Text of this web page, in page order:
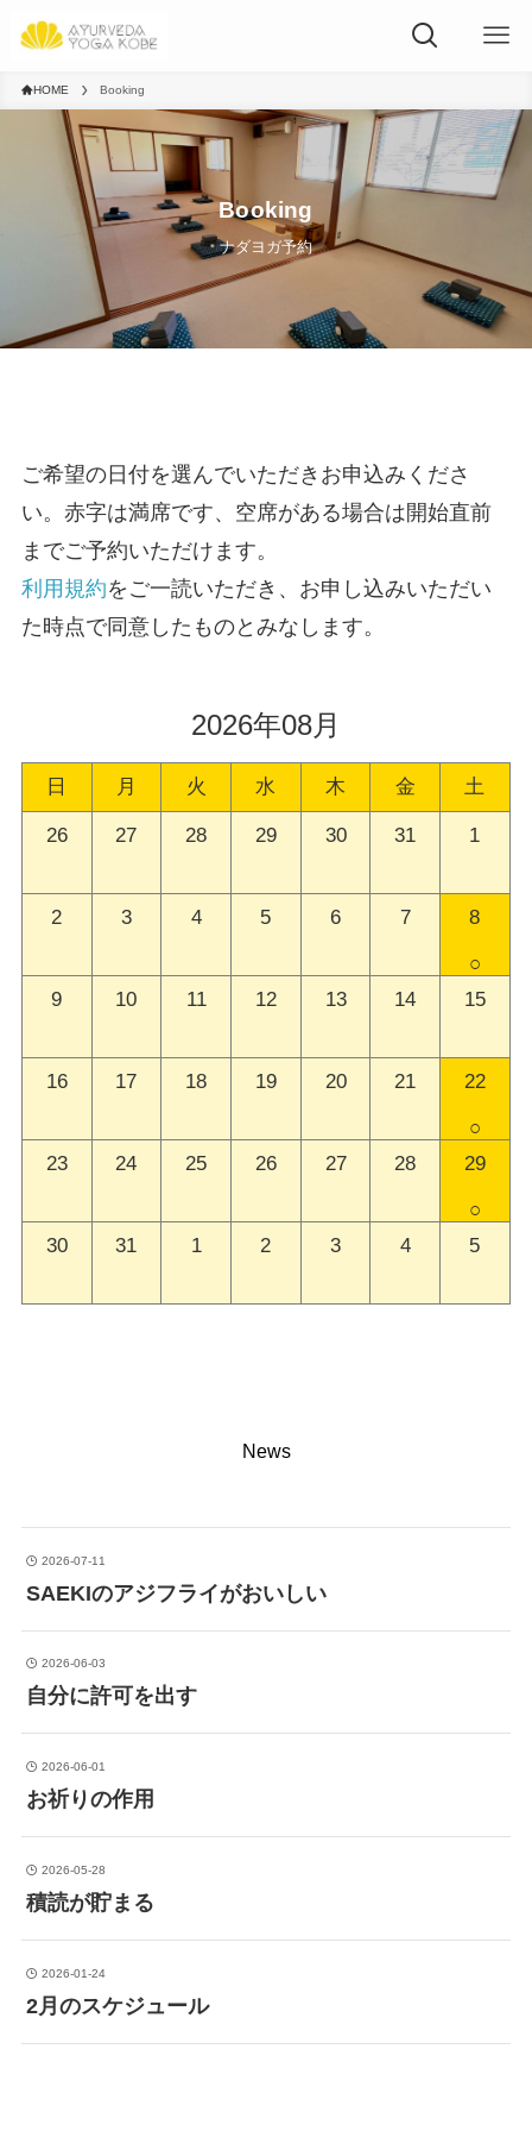
HOME Booking
Booking
ナダヨガ予約
ご希望の日付を選んでいただきお申込みくださ
い。赤字は満席です、空席がある場合は開始直前
までご予約いただけます。
利用規約をご一読いただき、お申し込みいただい
た時点で同意したものとみなします。
2026年08月
日 月 火 水 木 金 土
26 27 28 29 30 31 1
2 3 4 5 6 7 8
○
9 10 11 12 13 14 15
16 17 18 19 20 21 22
○
23 24 25 26 27 28 29
○
30 31 1 2 3 4 5
News
2026-07-11
SAEKIのアジフライがおいしい
2026-06-03
自分に許可を出す
2026-06-01
お祈りの作用
2026-05-28
積読が貯まる
2026-01-24
2月のスケジュール